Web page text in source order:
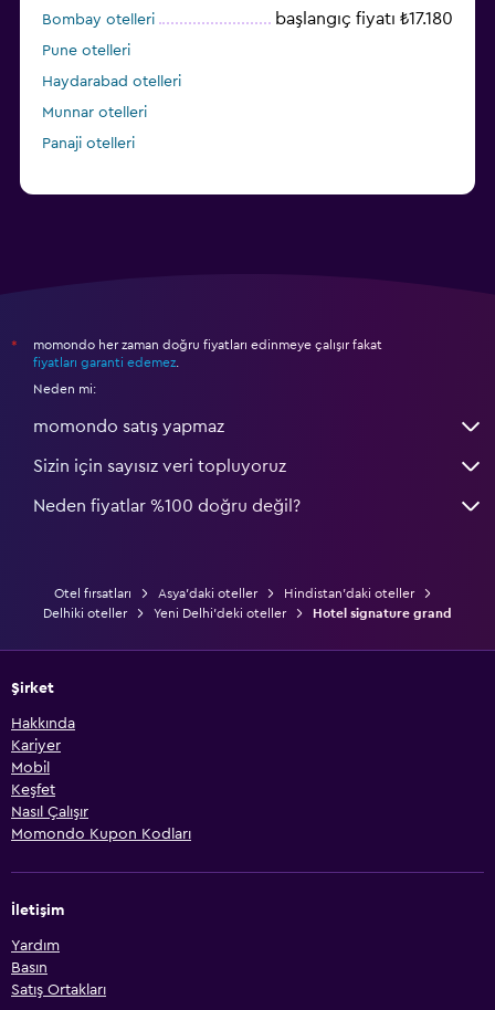
Bombay otelleri
başlangıç fiyatı ₺17.180
Pune otelleri
Haydarabad otelleri
Munnar otelleri
Panaji otelleri
*
momondo her zaman doğru fiyatları edinmeye çalışır fakat
fiyatları garanti edemez
Neden mi:
momondo satış yapmaz
Sizin için sayısız veri topluyoruz
Neden fiyatlar %100 doğru değil?
Otel fırsatları Asya'daki oteller
Hindistan'daki oteller
Delhiki oteller
Yeni Delhi'deki oteller Hotel signature grand
Şirket
Hakkında
Kariyer
Mobil
Keşfet
Nasıl Çalışır
Momondo Kupon Kodları
İletişim
Yardım
Basın
Satış Ortakları